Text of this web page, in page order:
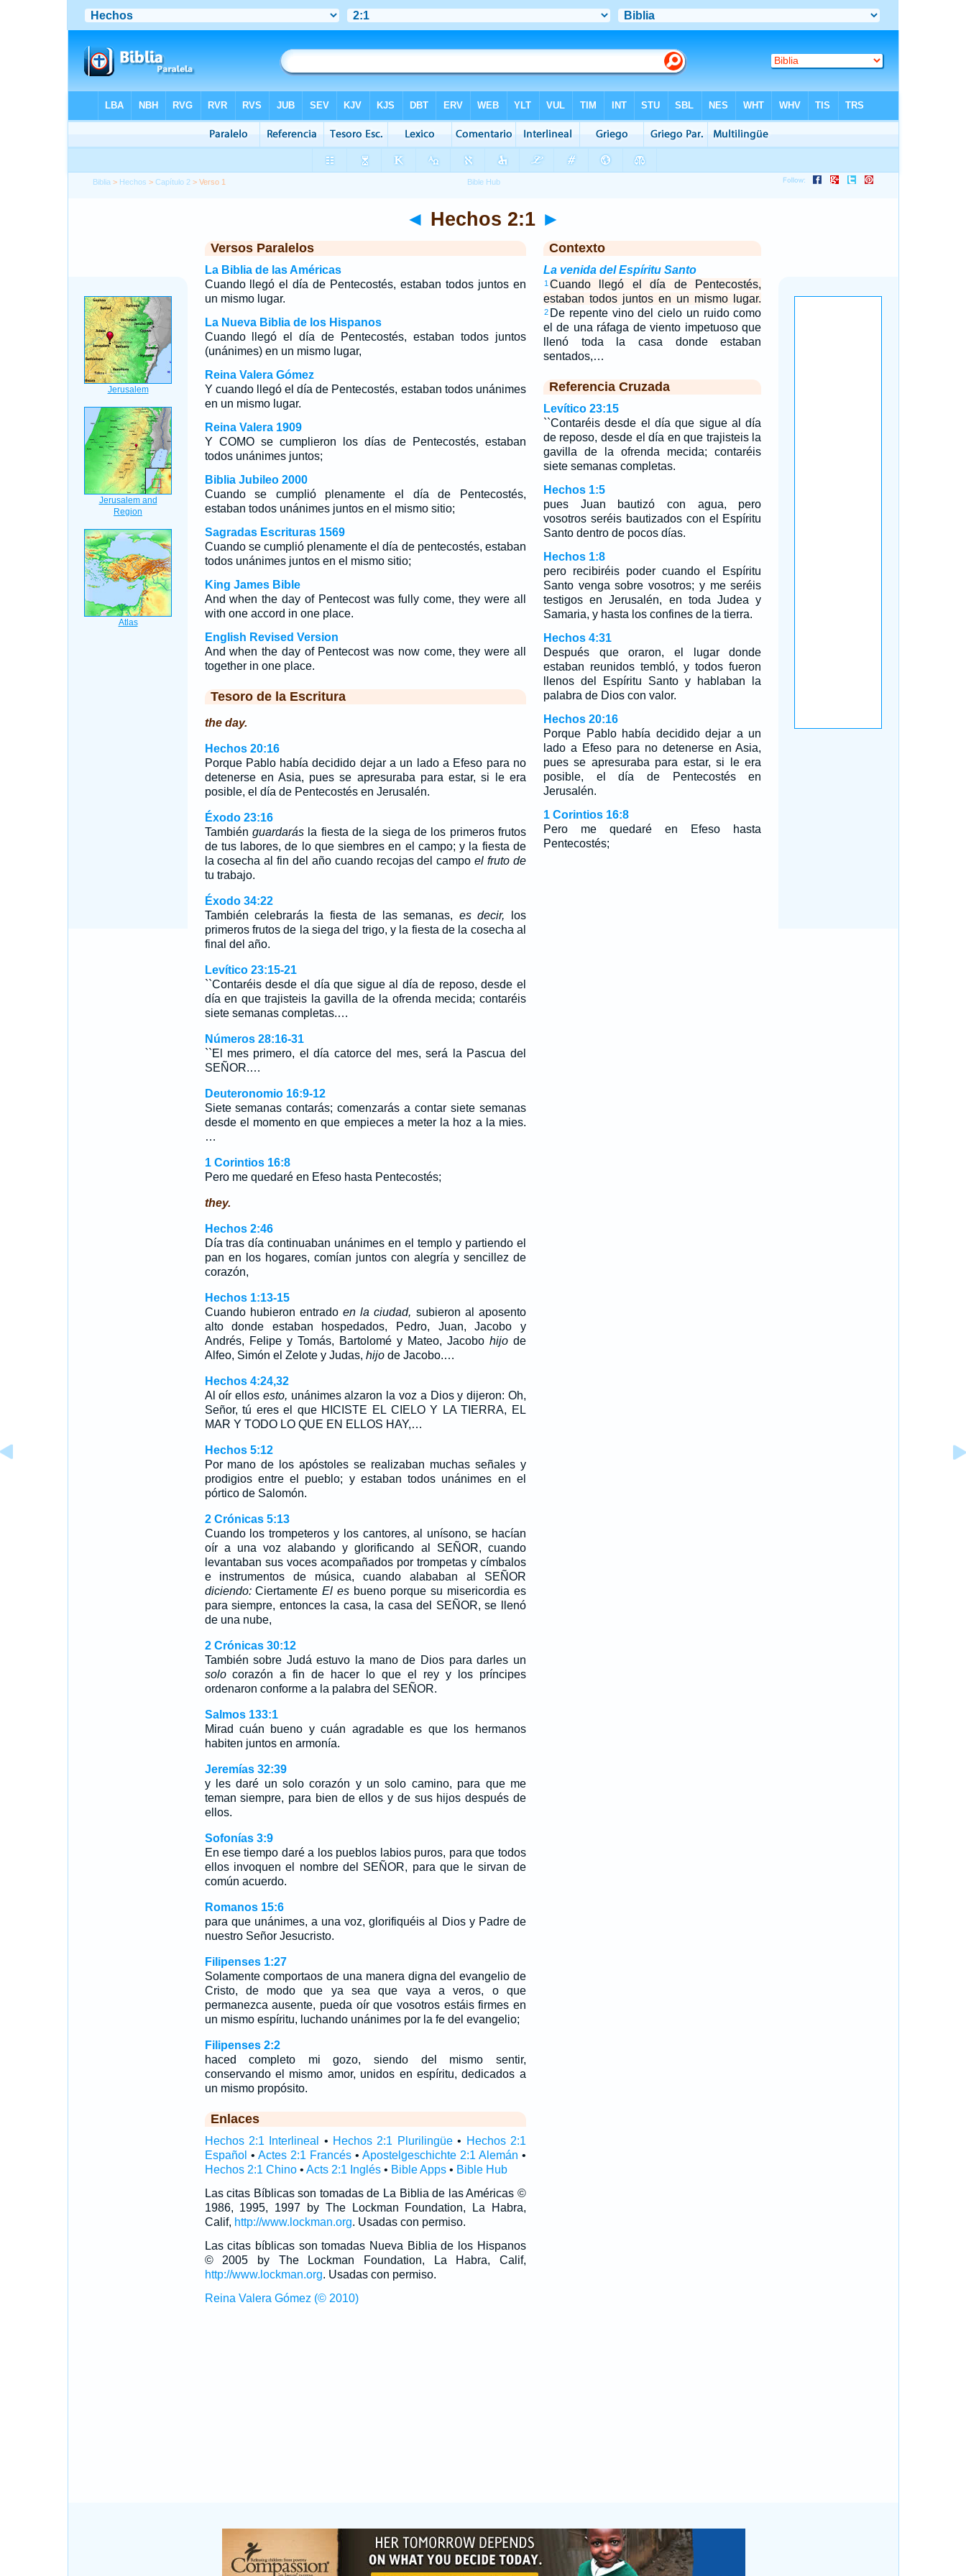
Biblia > Hechos >Capítulo 2 > Verso 1
◄ Hechos 2:1 ►
Versos Paralelos
La Biblia de las Américas
Cuando llegó el día de Pentecostés, estaban todos juntos en
un mismo lugar.
La Nueva Biblia de los Hispanos
Cuando llegó el día de Pentecostés, estaban todos juntos
(unánimes) en un mismo lugar,
Reina Valera Gómez
Y cuando llegó el día de Pentecostés, estaban todos unánimes
en un mismo lugar.
Reina Valera 1909
Y COMO se cumplieron los días de Pentecostés, estaban
todos unánimes juntos;
Biblia Jubileo 2000
Cuando se cumplió plenamente el día de Pentecostés,
estaban todos unánimes juntos en el mismo sitio;
Sagradas Escrituras 1569
Cuando se cumplió plenamente el día de pentecostés, estaban
todos unánimes juntos en el mismo sitio;
King James Bible
And when the day of Pentecost was fully come, they were all
with one accord in one place.
English Revised Version
And when the day of Pentecost was now come, they were all
together in one place.
Tesoro de la Escritura
the day.
Hechos 20:16
Porque Pablo había decidido dejar a un lado a Efeso para no
detenerse en Asia, pues se apresuraba para estar, si le era
posible, el día de Pentecostés en Jerusalén.
Éxodo 23:16
También guardarásla fiesta de la siega de los primeros frutos
de tus labores, de lo que siembres en el campo; y la fiesta de
la cosecha al fin del año cuando recojas del campoel fruto de
tu trabajo.
Éxodo 34:22
También celebrarás la fiesta de las semanas, es decir, los
primeros frutos de la siega del trigo, y la fiesta de la cosecha al
final del año.
Levítico 23:15-21
``Contaréis desde el día que sigue al día de reposo, desde el
día en que trajisteis la gavilla de la ofrenda mecida; contaréis
siete semanas completas.…
Números 28:16-31
``El mes primero, el día catorce del mes, será la Pascua del
SEÑOR.…
Deuteronomio 16:9-12
Siete semanas contarás; comenzarás a contar siete semanas
desde el momento en que empieces a meter la hoz a la mies.
…
1 Corintios 16:8
Pero me quedaré en Efeso hasta Pentecostés;
they.
Hechos 2:46
Día tras día continuaban unánimes en el templo y partiendo el
pan en los hogares, comían juntos con alegría y sencillez de
corazón,
Hechos 1:13-15
Cuando hubieron entradoen la ciudad, subieron al aposento
alto donde estaban hospedados, Pedro, Juan, Jacobo y
Andrés, Felipe y Tomás, Bartolomé y Mateo, Jacobo hijode
Alfeo, Simón el Zelote y Judas, hijode Jacobo.…
Hechos 4:24,32
Al oír ellos esto, unánimes alzaron la voz a Dios y dijeron: Oh,
Señor, tú eres el que HICISTE EL CIELO Y LA TIERRA, EL
MAR Y TODO LO QUE EN ELLOS HAY,…
Hechos 5:12
Por mano de los apóstoles se realizaban muchas señales y
prodigios entre el pueblo; y estaban todos unánimes en el
pórtico de Salomón.
2 Crónicas 5:13
Cuando los trompeteros y los cantores, al unísono, se hacían
oír a una voz alabando y glorificando al SEÑOR, cuando
levantaban sus voces acompañados por trompetas y címbalos
e instrumentos de música, cuando alababan al SEÑOR
diciendo:CiertamenteEl es bueno porque su misericordia es
para siempre, entonces la casa, la casa del SEÑOR, se llenó
de una nube,
2 Crónicas 30:12
También sobre Judá estuvo la mano de Dios para darles un
solocorazón a fin de hacer lo que el rey y los príncipes
ordenaron conforme a la palabra del SEÑOR.
Salmos 133:1
Mirad cuán bueno y cuán agradable es que los hermanos
habiten juntos en armonía.
Jeremías 32:39
y les daré un solo corazón y un solo camino, para que me
teman siempre, para bien de ellos y de sus hijos después de
ellos.
Sofonías 3:9
En ese tiempo daré a los pueblos labios puros, para que todos
ellos invoquen el nombre del SEÑOR, para que le sirvan de
común acuerdo.
Romanos 15:6
para que unánimes, a una voz, glorifiquéis al Dios y Padre de
nuestro Señor Jesucristo.
Filipenses 1:27
Solamente comportaos de una manera digna del evangelio de
Cristo, de modo que ya sea que vaya a veros, o que
permanezca ausente, pueda oír que vosotros estáis firmes en
un mismo espíritu, luchando unánimes por la fe del evangelio;
Filipenses 2:2
haced completo mi gozo, siendo del mismo sentir,
conservando el mismo amor, unidos en espíritu, dedicados a
un mismo propósito.
Enlaces
Hechos 2:1 Interlineal • Hechos 2:1 Plurilingüe• Hechos 2:1
Español • Actes 2:1 Francés• Apostelgeschichte 2:1 Alemán •
Hechos 2:1 Chino• Acts 2:1 Inglés• Bible Apps• Bible Hub
Las citas Bíblicas son tomadas de La Biblia de las Américas ©
1986, 1995, 1997 by The Lockman Foundation, La Habra,
Calif, http://www.lockman.org. Usadas con permiso.
Las citas bíblicas son tomadas Nueva Biblia de los Hispanos
© 2005 by The Lockman Foundation, La Habra, Calif,
http://www.lockman.org. Usadas con permiso.
Reina Valera Gómez (© 2010)
Contexto
La venida del Espíritu Santo
1 Cuando llegó el día de Pentecostés,
estaban todos juntos en un mismo lugar.
2 De repente vino del cielo un ruido como
el de una ráfaga de viento impetuoso que
llenó toda la casa donde estaban
sentados,…
Referencia Cruzada
Levítico 23:15
``Contaréis desde el día que sigue al día
de reposo, desde el día en que trajisteis la
gavilla de la ofrenda mecida; contaréis
siete semanas completas.
Hechos 1:5
pues Juan bautizó con agua, pero
vosotros seréis bautizados con el Espíritu
Santo dentro de pocos días.
Hechos 1:8
pero recibiréis poder cuando el Espíritu
Santo venga sobre vosotros; y me seréis
testigos en Jerusalén, en toda Judea y
Samaria, y hasta los confines de la tierra.
Hechos 4:31
Después que oraron, el lugar donde
estaban reunidos tembló, y todos fueron
llenos del Espíritu Santo y hablaban la
palabra de Dios con valor.
Hechos 20:16
Porque Pablo había decidido dejar a un
lado a Efeso para no detenerse en Asia,
pues se apresuraba para estar, si le era
posible, el día de Pentecostés en
Jerusalén.
1 Corintios 16:8
Pero me quedaré en Efeso hasta
Pentecostés;